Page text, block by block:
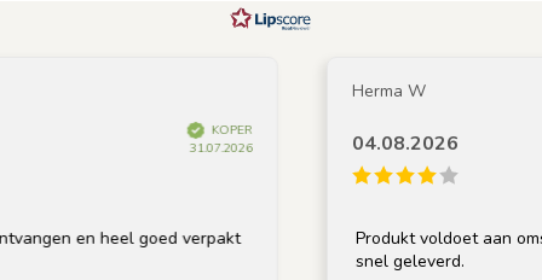
KOPER
31.07.2026
en heel goed verpakt
Herma W
04.08.2026
Produkt voldoet aan
snel geleverd.